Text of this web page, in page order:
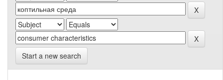
Start a new search